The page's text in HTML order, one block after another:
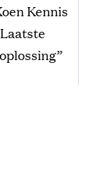
Kennis